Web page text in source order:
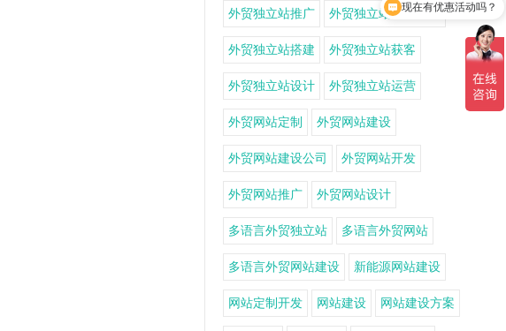
外贸独立站推广 外贸独立站推广方案
外贸独立站搭建 外贸独立站获客
外贸独立站设计 外贸独立站运营
外贸网站定制 外贸网站建设
外贸网站建设公司 外贸网站开发
外贸网站推广 外贸网站设计
多语言外贸独立站 多语言外贸网站
多语言外贸网站建设 新能源网站建设
网站定制开发 网站建设 网站建设方案
现在有优惠活动吗？